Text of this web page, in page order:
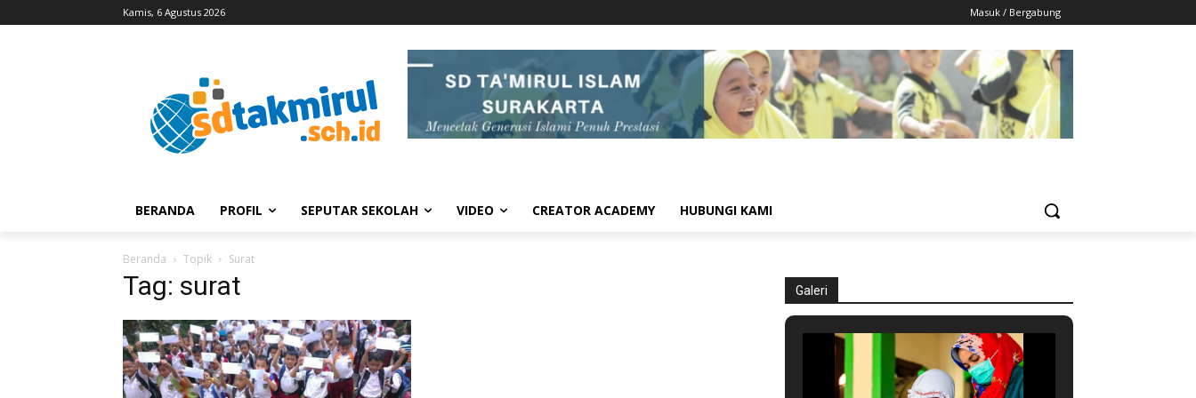
Kamis, 6 Agustus 2026 Masuk / Bergabung
BERANDA PROFIL SEPUTAR SEKOLAH VIDEO CREATOR ACADEMY HUBUNGI KAMI
Beranda Topik Surat
Tag: surat Galeri